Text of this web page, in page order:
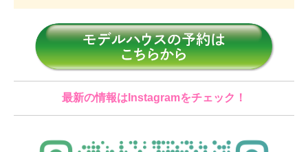
最新の情報はInstagramをチェック！